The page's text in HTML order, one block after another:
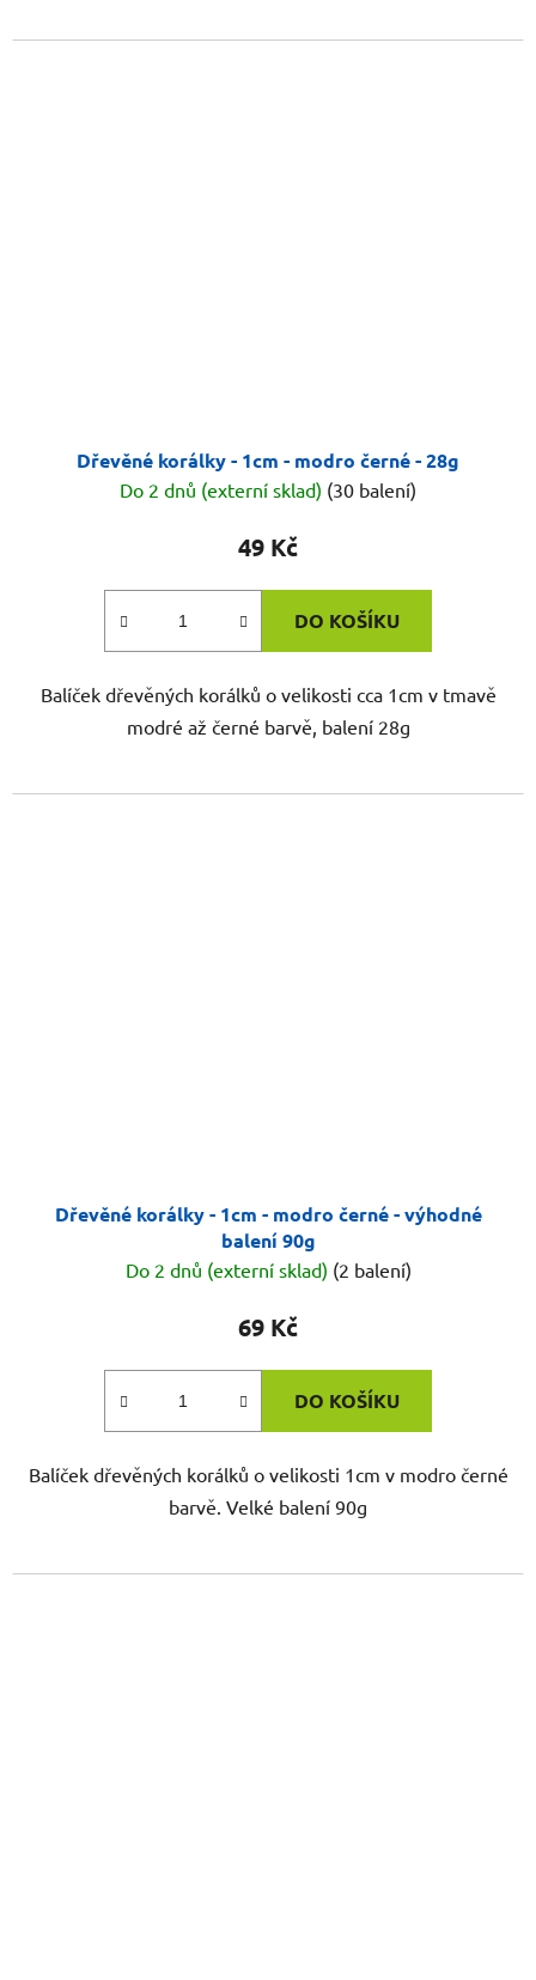
Dřevěné korálky - 1cm - modro černé - 28g
Do 2 dnů (externí sklad) (30 balení)
49 Kč
DO KOŠÍKU
Balíček dřevěných korálků o velikosti cca 1cm v tmavě
modré až černé barvě, balení 28g
Dřevěné korálky - 1cm - modro černé - výhodné
balení 90g
Do 2 dnů (externí sklad) (2 balení)
69 Kč
DO KOŠÍKU
Balíček dřevěných korálků o velikosti 1cm v modro černé
barvě. Velké balení 90g